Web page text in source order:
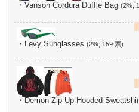
・Vanson Cordura Duffle Bag(2%,
・Levy Sunglasses(2%, 159 票)
・Demon Zip Up Hooded